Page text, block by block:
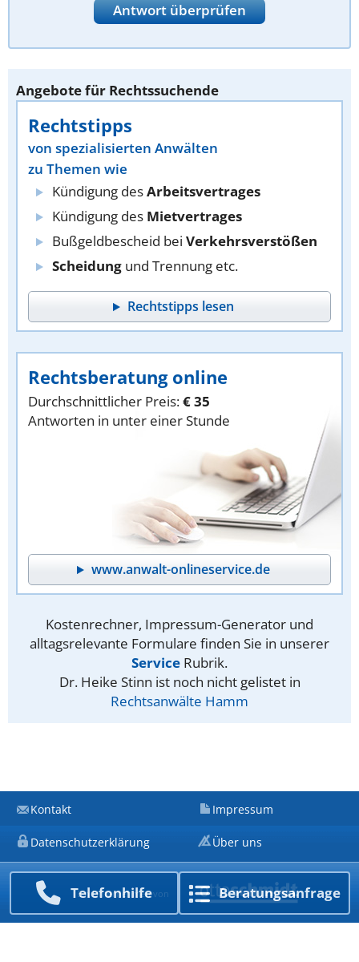
Antwort überprüfen
Angebote für Rechtssuchende
Rechtstipps
von spezialisierten Anwälten
zu Themen wie
Kündigung desArbeitsvertrages
Kündigung des Mietvertrages
Bußgeldbescheid bei Verkehrsverstößen
Scheidung und Trennung etc.
Rechtstipps lesen
Rechtsberatung online
Durchschnittlicher Preis:€ 35
Antworten in unter einer Stunde
www.anwalt-onlineservice.de
Kostenrechner, Impressum-Generator und
alltagsrelevante Formulare finden Sie in unserer
Service Rubrik.
Dr. Heike Stinn ist noch nicht gelistet in
Rechtsanwälte Hamm
Telefon­hilfe Beratungs­anfrage
Kontakt Impressum
Datenschutzerklärung Über uns
Ein Unternehmen von